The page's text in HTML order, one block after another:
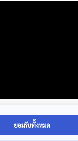
ยอมรับทั้งหมด